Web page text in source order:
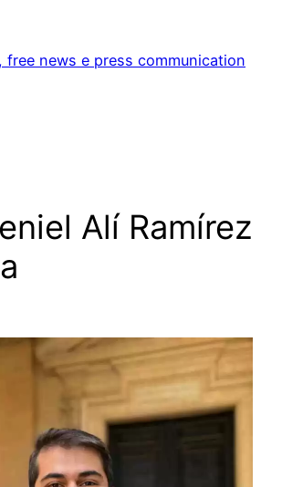
free news e press communication
Alí Ramírez